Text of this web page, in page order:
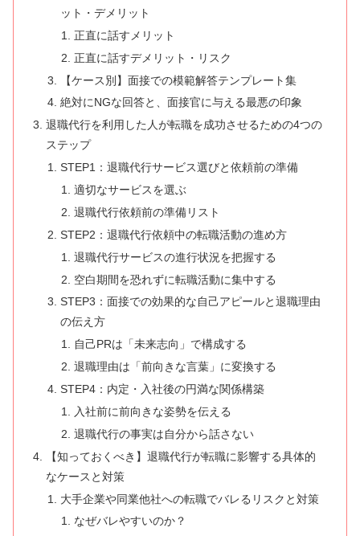
ット・デメリット
正直に話すメリット
正直に話すデメリット・リスク
【ケース別】面接での模範解答テンプレート集
絶対にNGな回答と、面接官に与える最悪の印象
退職代行を利用した人が転職を成功させるための4つの
ステップ
STEP1：退職代行サービス選びと依頼前の準備
適切なサービスを選ぶ
退職代行依頼前の準備リスト
STEP2：退職代行依頼中の転職活動の進め方
退職代行サービスの進行状況を把握する
空白期間を恐れずに転職活動に集中する
STEP3：面接での効果的な自己アピールと退職理由
の伝え方
自己PRは「未来志向」で構成する
退職理由は「前向きな言葉」に変換する
STEP4：内定・入社後の円満な関係構築
入社前に前向きな姿勢を伝える
退職代行の事実は自分から話さない
【知っておくべき】退職代行が転職に影響する具体的
なケースと対策
大手企業や同業他社への転職でバレるリスクと対策
なぜバレやすいのか？